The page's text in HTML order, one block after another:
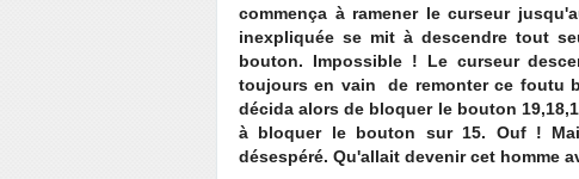
commença à ramener le curseur
inexpliquée se mit à descendre tout
bouton. Impossible ! Le curseur
toujours en vain de remonter ce foutu
décida alors de bloquer le bouton
à bloquer le bouton sur 15. Ouf !
désespéré. Qu'allait devenir cet homme